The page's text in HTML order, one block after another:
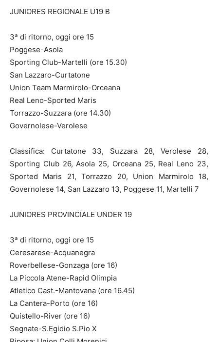
JUNIORES REGIONALE U19 B
3ª di ritorno, oggi ore 15
Poggese-Asola
Sporting Club-Martelli (ore 15.30)
San Lazzaro-Curtatone
Union Team Marmirolo-Orceana
Real Leno-Sported Maris
Torrazzo-Suzzara (ore 14.30)
Governolese-Verolese
Classifica: Curtatone 33, Suzzara 28, Verolese 28,
Sporting Club 26, Asola 25, Orceana 25, Real Leno 23,
Sported Maris 21, Torrazzo 20, Union Marmirolo 18,
Governolese 14, San Lazzaro 13, Poggese 11, Martelli 7
JUNIORES PROVINCIALE UNDER 19
3ª di ritorno, oggi ore 15
Ceresarese-Acquanegra
Roverbellese-Gonzaga (ore 16)
La Piccola Atene-Rapid Olimpia
Atletico Cast.-Mantovana (ore 16.45)
La Cantera-Porto (ore 16)
Quistello-River (ore 16)
Segnate-S.Egidio S.Pio X